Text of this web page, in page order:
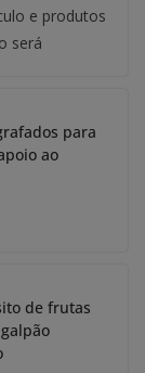
e produtos
será
para
ao
de frutas